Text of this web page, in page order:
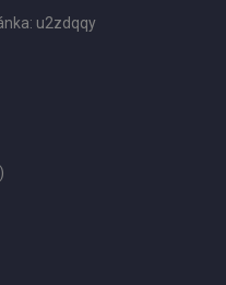
u2zdqqy